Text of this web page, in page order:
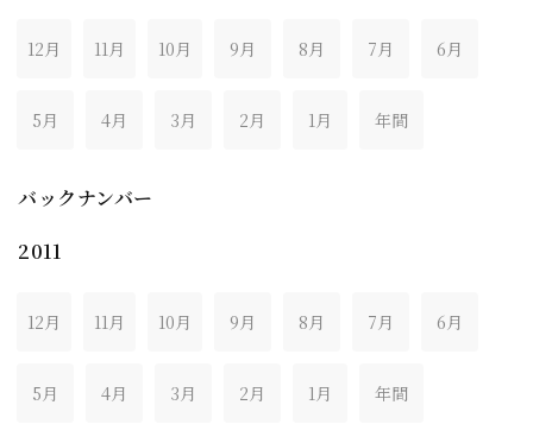
12月 11月 10月 9月 8月 7月 6月
5月 4月 3月 2月 1月 年間
バックナンバー
2011
12月 11月 10月 9月 8月 7月 6月
5月 4月 3月 2月 1月 年間